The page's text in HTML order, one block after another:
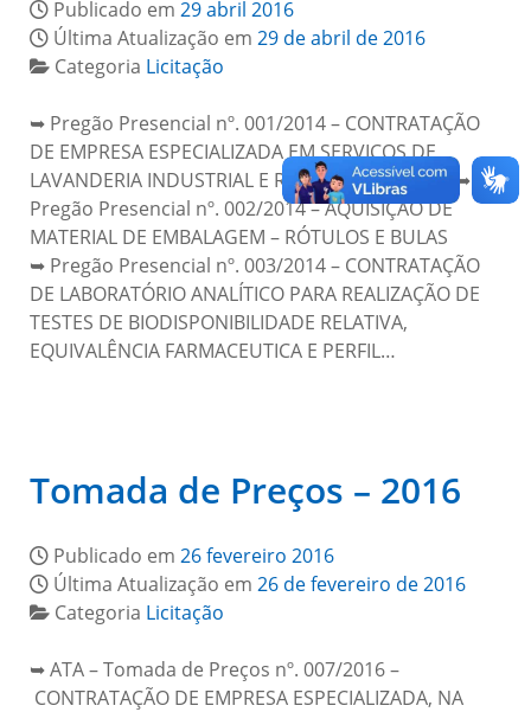
Publicado em 29 abril 2016
Última Atualização em 29 de abril de 2016
Categoria Licitação
➥ Pregão Presencial nº. 001/2014 – CONTRATAÇÃO
DE EMPRESA ESPECIALIZADA EM SERVIÇOS DE
LAVANDERIA INDUSTRIAL E REPAROS DIVERSOS ➥
Pregão Presencial nº. 002/2014 – AQUISIÇÃO DE
MATERIAL DE EMBALAGEM – RÓTULOS E BULAS
➥ Pregão Presencial nº. 003/2014 – CONTRATAÇÃO
DE LABORATÓRIO ANALÍTICO PARA REALIZAÇÃO DE
TESTES DE BIODISPONIBILIDADE RELATIVA,
EQUIVALÊNCIA FARMACEUTICA E PERFIL…
Tomada de Preços – 2016
Publicado em 26 fevereiro 2016
Última Atualização em 26 de fevereiro de 2016
Categoria Licitação
➥ ATA – Tomada de Preços nº. 007/2016 –
CONTRATAÇÃO DE EMPRESA ESPECIALIZADA, NA